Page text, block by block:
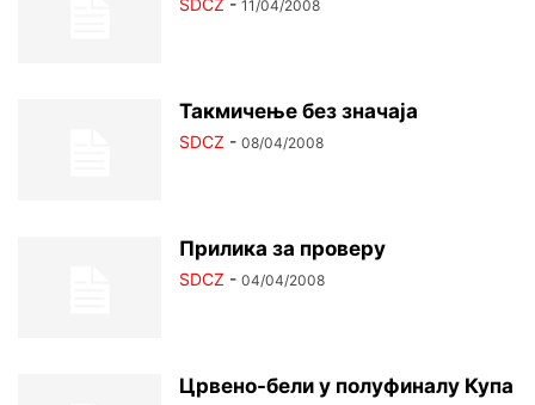
SDCZ - 11/04/2008
Такмичење без значаја
SDCZ - 08/04/2008
Прилика за проверу
SDCZ - 04/04/2008
Црвено-бели у полуфиналу Купа